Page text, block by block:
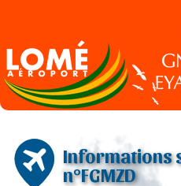
Informations
n°FGMZD